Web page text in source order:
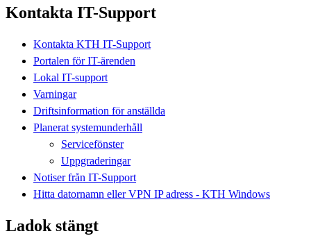
Kontakta IT-Support
Kontakta KTH IT-Support
Portalen för IT-ärenden
Lokal IT-support
Varningar
Driftsinformation för anställda
Planerat systemunderhåll
Servicefönster
Uppgraderingar
Notiser från IT-Support
Hitta datornamn eller VPN IP adress - KTH Windows
Ladok stängt